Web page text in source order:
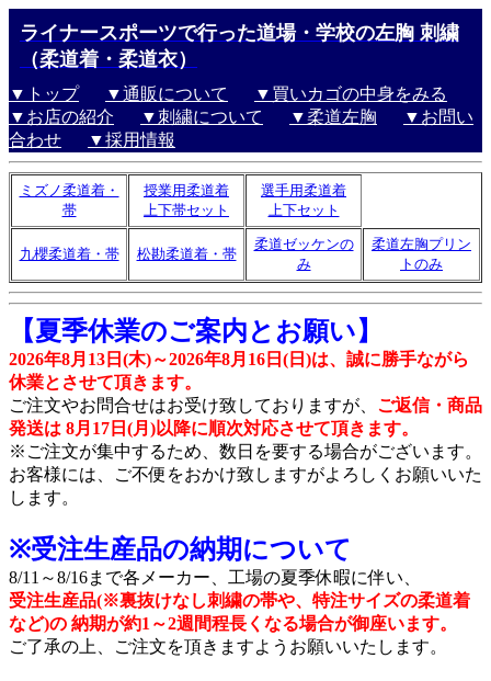
ライナースポーツで行った道場・学校の左胸 刺繍
（柔道着・柔道衣）
▼トップ ▼通販について
▼買いカゴの中身をみる
▼お店の紹介
▼刺繍について ▼柔道左胸
▼お問い
合わせ
▼採用情報
ミズノ柔道着・
帯
授業用柔道着
上下帯セット
選手用柔道着
上下セット
九櫻柔道着・帯 松勘柔道着・帯
柔道ゼッケンの
み
柔道左胸プリン
トのみ
【夏季休業のご案内とお願い】
2026年8月13日(木)～2026年8月16日(日)は、誠に勝手ながら
休業とさせて頂きます。
ご注文やお問合せはお受け致しておりますが、 ご返信・商品
発送は 8月17日(月)以降に順次対応させて頂きます。
※ご注文が集中するため、数日を要する場合がございます。
お客様には、ご不便をおかけ致しますがよろしくお願いいた
します。
※受注生産品の納期について
8/11～8/16まで各メーカー、工場の夏季休暇に伴い、
受注生産品(※裏抜けなし刺繍の帯や、特注サイズの柔道着
など)の 納期が約1～2週間程長くなる場合が御座います。
ご了承の上、ご注文を頂きますようお願いいたします。